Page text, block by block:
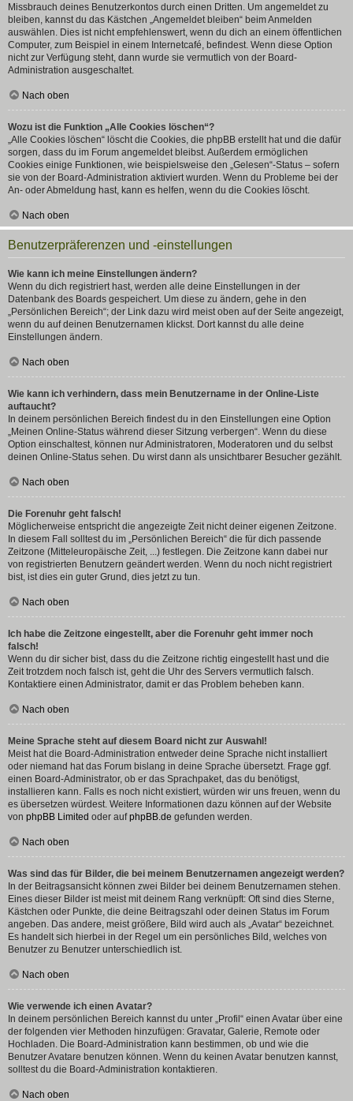
Missbrauch deines Benutzerkontos durch einen Dritten. Um angemeldet zu
bleiben, kannst du das Kästchen „Angemeldet bleiben“ beim Anmelden
auswählen. Dies ist nicht empfehlenswert, wenn du dich an einem öffentlichen
Computer, zum Beispiel in einem Internetcafé, befindest. Wenn diese Option
nicht zur Verfügung steht, dann wurde sie vermutlich von der Board-
Administration ausgeschaltet.
Nach oben
Wozu ist die Funktion „Alle Cookies löschen“?
„Alle Cookies löschen“ löscht die Cookies, die phpBB erstellt hat und die dafür
sorgen, dass du im Forum angemeldet bleibst. Außerdem ermöglichen
Cookies einige Funktionen, wie beispielsweise den „Gelesen“-Status – sofern
sie von der Board-Administration aktiviert wurden. Wenn du Probleme bei der
An- oder Abmeldung hast, kann es helfen, wenn du die Cookies löscht.
Nach oben
Benutzerpräferenzen und -einstellungen
Wie kann ich meine Einstellungen ändern?
Wenn du dich registriert hast, werden alle deine Einstellungen in der
Datenbank des Boards gespeichert. Um diese zu ändern, gehe in den
„Persönlichen Bereich“; der Link dazu wird meist oben auf der Seite angezeigt,
wenn du auf deinen Benutzernamen klickst. Dort kannst du alle deine
Einstellungen ändern.
Nach oben
Wie kann ich verhindern, dass mein Benutzername in der Online-Liste
auftaucht?
In deinem persönlichen Bereich findest du in den Einstellungen eine Option
„Meinen Online-Status während dieser Sitzung verbergen“. Wenn du diese
Option einschaltest, können nur Administratoren, Moderatoren und du selbst
deinen Online-Status sehen. Du wirst dann als unsichtbarer Besucher gezählt.
Nach oben
Die Forenuhr geht falsch!
Möglicherweise entspricht die angezeigte Zeit nicht deiner eigenen Zeitzone.
In diesem Fall solltest du im „Persönlichen Bereich“ die für dich passende
Zeitzone (Mitteleuropäische Zeit, ...) festlegen. Die Zeitzone kann dabei nur
von registrierten Benutzern geändert werden. Wenn du noch nicht registriert
bist, ist dies ein guter Grund, dies jetzt zu tun.
Nach oben
Ich habe die Zeitzone eingestellt, aber die Forenuhr geht immer noch
falsch!
Wenn du dir sicher bist, dass du die Zeitzone richtig eingestellt hast und die
Zeit trotzdem noch falsch ist, geht die Uhr des Servers vermutlich falsch.
Kontaktiere einen Administrator, damit er das Problem beheben kann.
Nach oben
Meine Sprache steht auf diesem Board nicht zur Auswahl!
Meist hat die Board-Administration entweder deine Sprache nicht installiert
oder niemand hat das Forum bislang in deine Sprache übersetzt. Frage ggf.
einen Board-Administrator, ob er das Sprachpaket, das du benötigst,
installieren kann. Falls es noch nicht existiert, würden wir uns freuen, wenn du
es übersetzen würdest. Weitere Informationen dazu können auf der Website
von phpBB Limited oder aufphpBB.de gefunden werden.
Nach oben
Was sind das für Bilder, die bei meinem Benutzernamen angezeigt werden?
In der Beitragsansicht können zwei Bilder bei deinem Benutzernamen stehen.
Eines dieser Bilder ist meist mit deinem Rang verknüpft: Oft sind dies Sterne,
Kästchen oder Punkte, die deine Beitragszahl oder deinen Status im Forum
angeben. Das andere, meist größere, Bild wird auch als „Avatar“ bezeichnet.
Es handelt sich hierbei in der Regel um ein persönliches Bild, welches von
Benutzer zu Benutzer unterschiedlich ist.
Nach oben
Wie verwende ich einen Avatar?
In deinem persönlichen Bereich kannst du unter „Profil“ einen Avatar über eine
der folgenden vier Methoden hinzufügen: Gravatar, Galerie, Remote oder
Hochladen. Die Board-Administration kann bestimmen, ob und wie die
Benutzer Avatare benutzen können. Wenn du keinen Avatar benutzen kannst,
solltest du die Board-Administration kontaktieren.
Nach oben